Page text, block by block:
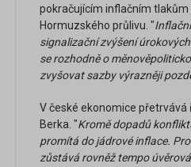
pokračujícím inflačním
Hormuzského průlivu. "
signalizační zvýšení
se rozhodně o
zvyšovat sazby výrazněji
V české ekonomice
Berka. "Kromě dopadů
promítá do jádrové inflace.
zůstává rovněž tempo